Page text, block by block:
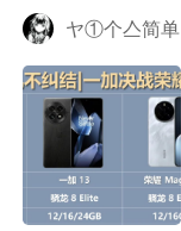
ヤ①个亼简单